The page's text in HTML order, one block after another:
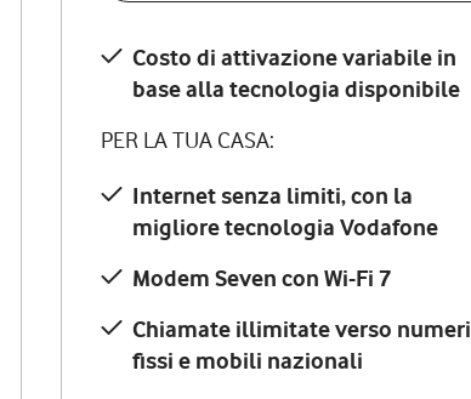
Costo di attivazione variabile in
base alla tecnologia disponibile
PER LA TUA CASA:
Internet senza limiti, con la
migliore tecnologia Vodafone
Modem Seven con Wi-Fi 7
Chiamate illimitate verso numeri
fissi e mobili nazionali